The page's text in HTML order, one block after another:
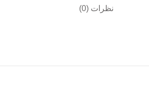
نظرات (0)